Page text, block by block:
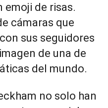
emoji de risas.
cámaras que
sus seguidores
de una de
del mundo.
no solo han